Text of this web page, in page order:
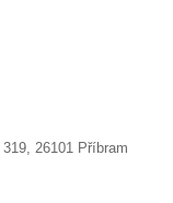
26101 Příbram